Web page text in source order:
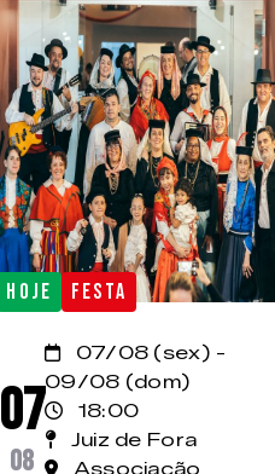
HOJE FESTA
07
08
07/08 (sex) -
09/08 (dom)
18:00
Juiz de Fora
Associação